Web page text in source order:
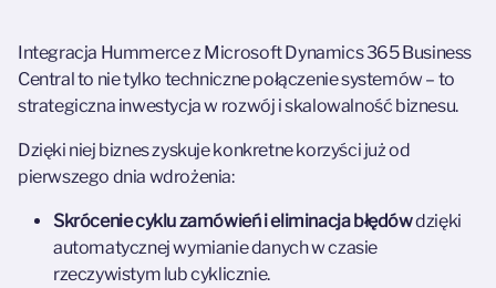
Integracja Hummerce z Microsoft Dynamics 365 Business
Central to nie tylko techniczne połączenie systemów – to
strategiczna inwestycja w rozwój i skalowalność biznesu.
Dzięki niej biznes zyskuje konkretne korzyści już od
pierwszego dnia wdrożenia:
Skrócenie cyklu zamówień i eliminacja błędówdzięki
automatycznej wymianie danych w czasie
rzeczywistym lub cyklicznie.